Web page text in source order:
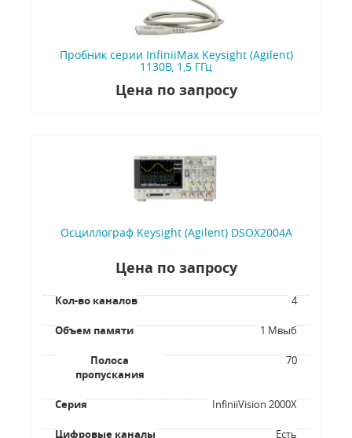
Пробник серии InfiniiMax Keysight (Agilent)
1130B, 1,5 ГГц
Цена по запросу
Осциллограф Keysight (Agilent) DSOX2004A
Цена по запросу
Кол-во каналов 4
Объем памяти 1 Мвыб
Полоса
пропускания
70
Серия InfiniiVision 2000X
Цифровые каналы Есть